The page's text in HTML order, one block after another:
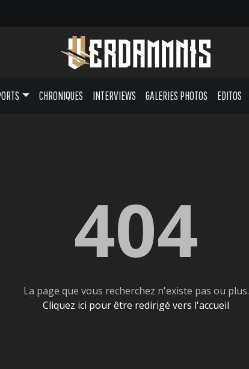
CHRONIQUES INTERVIEWS GALERIES PHOTOS EDITOS
404
La page que vous recherchez n'existe pas ou plus.
Cliquez ici pour être redirigé vers l'accueil